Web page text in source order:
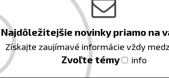
Najdôležitejšie novinky priamo na
Získajte zaujímavé informácie vždy
Zvoľte témy info